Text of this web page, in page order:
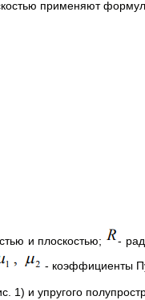
применяют
и плоскостью; -
- коэффициенты
1) и упругого